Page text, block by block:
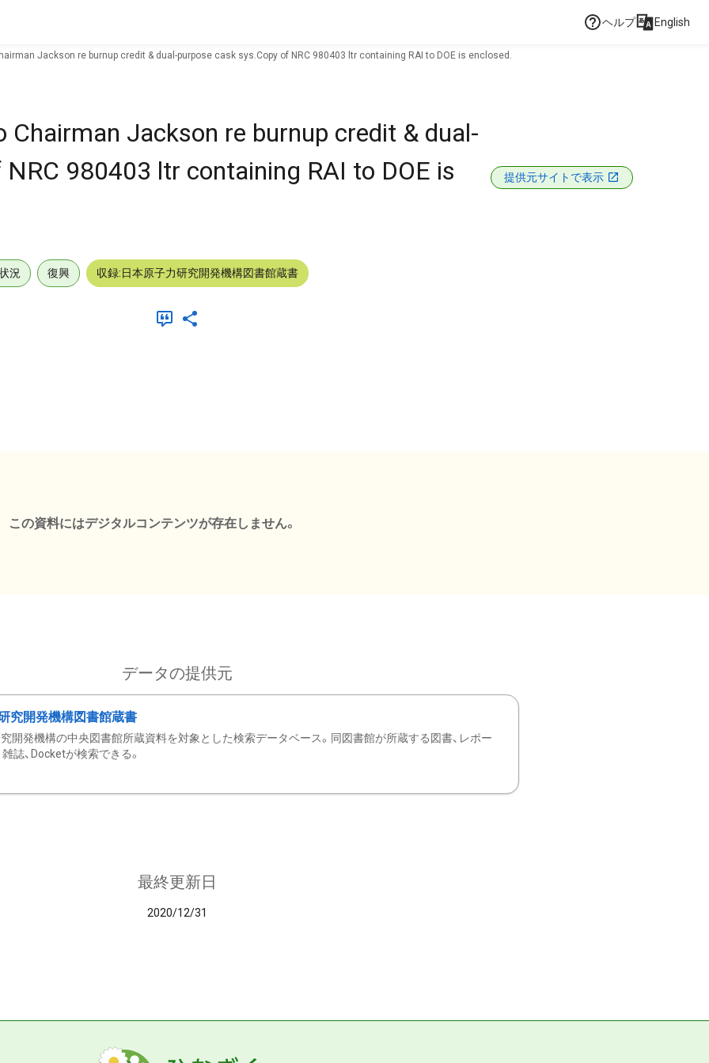
ヘルプ English
Jackson re burnup credit & dual-purpose cask sys.Copy of NRC 980403 ltr containing RAI to DOE is enclosed.
Jackson re burnup credit & dual-
980403 ltr containing RAI to DOE is
提供元サイトで表示
況 復興 収録:日本原子力研究開発機構図書館蔵書
この資料にはデジタルコンテンツが存在しません。
データの提供元
究開発機構図書館蔵書
開発機構の中央図書館所蔵資料を対象とした検索データベース。同図書館が所蔵する図書、レポー
雑誌、Docketが検索できる。
最終更新日
2020/12/31